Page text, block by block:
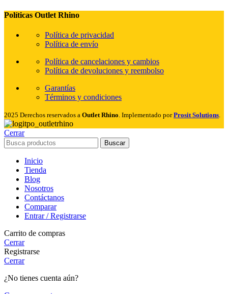
Políticas Outlet Rhino
Política de privacidad
Política de envío
Política de cancelaciones y cambios
Política de devoluciones y reembolso
Garantías
Términos y condiciones
2025 Derechos reservados a Outlet Rhino . Implementado porProsit Solutions
Cerrar
Buscar
Inicio
Tienda
Blog
Nosotros
Contáctanos
Comparar
Entrar / Registrarse
Carrito de compras
Cerrar
Registrarse
Cerrar
¿No tienes cuenta aún?